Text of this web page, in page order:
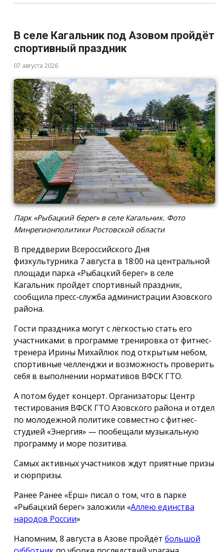
В селе Кагальник под Азовом пройдёт
спортивный праздник
07 августа 2026
Парк «Рыбацкий берег» в селе Кагальник. Фото
Минрегионполитики Ростовской области
В преддверии Всероссийского Дня
физкультурника 7 августа в 18:00 на центральной
площади парка «Рыбацкий берег» в селе
Кагальник пройдет спортивный праздник,
сообщила пресс-служба администрации Азовского
района.
Гости праздника могут с лёгкостью стать его
участниками: в программе тренировка от фитнес-
тренера Ирины Михайлюк под открытым небом,
спортивные челленджи и возможность проверить
себя в выполнении нормативов ВФСК ГТО.
А потом будет концерт. Организаторы: Центр
тестирования ВФСК ГТО Азовского района и отдел
по молодежной политике совместно с фитнес-
студией «Энергия» — пообещали музыкальную
программу и море позитива.
Самых активных участников ждут приятные призы
и сюрпризы.
Ранее Ранее «Ёрш» писал о том, что в парке
«Рыбацкий берег» заложили «Аллею единства
народов России»
Напомним, 8 августа в Азове пройдёт большой